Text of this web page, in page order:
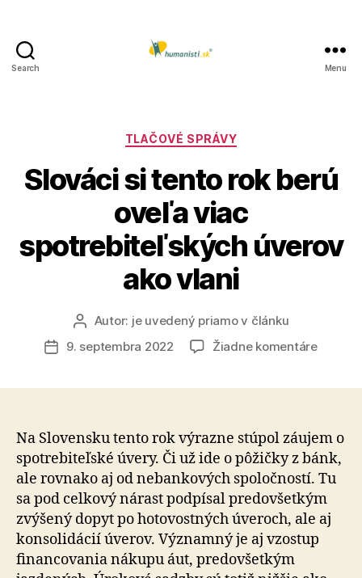
Search Menu
Kategórie
TLAČOVÉ SPRÁVY
Slováci si tento rok berú
oveľa viac
spotrebiteľských úverov
ako vlani
AutorAutor: je uvedený priamo v článku
Dátum
9. septembra 2022 Žiadne komentárena
berú
oveľa
viac
úverov
ako
vlani
Na Slovensku tento rok výrazne stúpol záujem o
spotrebiteľské úvery. Či už ide o pôžičky z bánk,
ale rovnako aj od nebankových spoločností. Tu
sa pod celkový nárast podpísal predovšetkým
zvýšený dopyt po hotovostných úveroch, ale aj
konsolidácií úverov. Významný je aj vzostup
financovania nákupu áut, predovšetkým